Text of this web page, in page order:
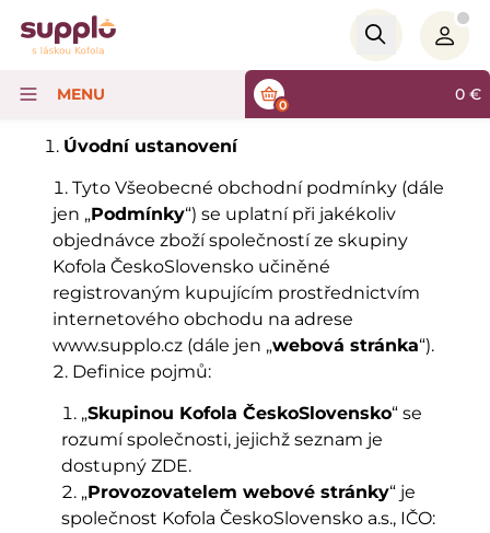
Logo
MENU
0
0 €
Úvodní ustanovení
Tyto Všeobecné obchodní podmínky (dále
jen „Podmínky“) se uplatní při jakékoliv
objednávce zboží společností ze skupiny
Kofola ČeskoSlovensko učiněné
registrovaným kupujícím prostřednictvím
internetového obchodu na adrese
www.supplo.cz (dále jen „webová stránka“).
Definice pojmů:
„Skupinou Kofola ČeskoSlovensko“ se
rozumí společnosti, jejichž seznam je
dostupný ZDE.
„Provozovatelem webové stránky“ je
společnost Kofola ČeskoSlovensko a.s., IČO: